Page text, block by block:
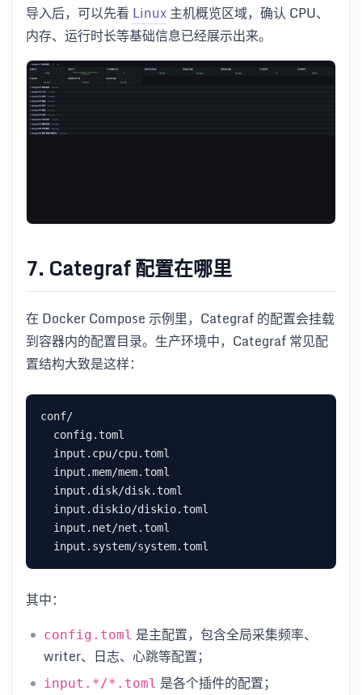
导入后，可以先看 Linux主机概览区域，确认 CPU、
内存、运行时长等基础信息已经展示出来。
7. Categraf 配置在哪里
在 Docker Compose 示例里，Categraf 的配置会挂载
到容器内的配置目录。生产环境中，Categraf 常见配
置结构大致是这样：
其中：
config.toml 是主配置，包含全局采集频率、
writer、日志、心跳等配置；
input.*/*.toml 是各个插件的配置；